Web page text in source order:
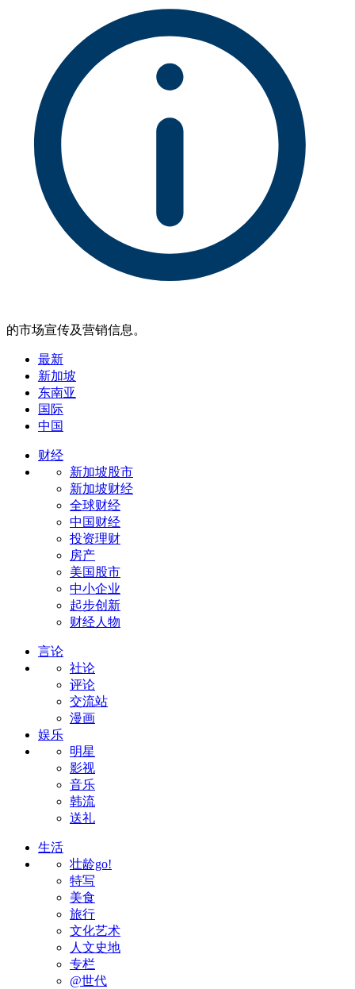
的市场宣传及营销信息。
最新
新加坡
东南亚
国际
中国
财经
新加坡股市
新加坡财经
全球财经
中国财经
投资理财
房产
美国股市
中小企业
起步创新
财经人物
言论
社论
评论
交流站
漫画
娱乐
明星
影视
音乐
韩流
送礼
生活
壮龄go!
特写
美食
旅行
文化艺术
人文史地
专栏
@世代